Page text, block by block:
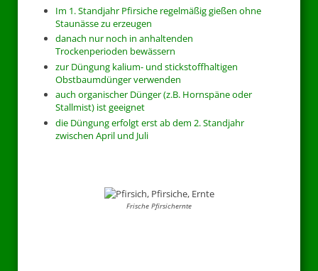
Im 1. Standjahr Pfirsiche regelmäßig gießen ohne
Staunässe zu erzeugen
danach nur noch in anhaltenden
Trockenperioden bewässern
zur Düngung kalium- und stickstoffhaltigen
Obstbaumdünger verwenden
auch organischer Dünger (z.B. Hornspäne oder
Stallmist) ist geeignet
die Düngung erfolgt erst ab dem 2. Standjahr
zwischen April und Juli
Frische Pfirsichernte